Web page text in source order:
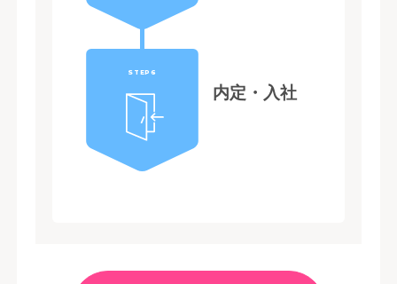
STEP6
内定・入社